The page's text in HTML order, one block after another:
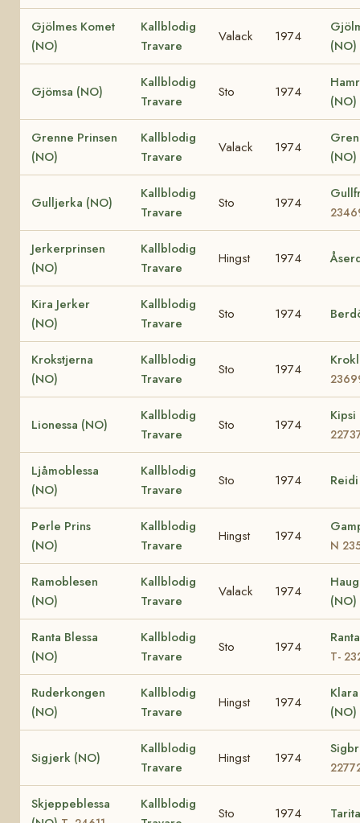
Gjölmes Komet
(NO)
Kallblodig
Travare
Valack 1974
(NO)
Gjömsa (NO)
Kallblodig
Travare
Sto 1974
(NO)
Grenne Prinsen
(NO)
Kallblodig
Travare
Valack 1974
(NO)
Gulljerka (NO)
Kallblodig
Travare
Sto 1974
Jerkerprinsen
(NO)
Kallblodig
Travare
Hingst 1974
Kira Jerker
(NO)
Kallblodig
Travare
Sto 1974
Krokstjerna
(NO)
Kallblodig
Travare
Sto 1974
Lionessa (NO)
Kallblodig
Travare
Sto 1974
Ljåmoblessa
(NO)
Kallblodig
Travare
Sto 1974
Perle Prins
(NO)
Kallblodig
Travare
Hingst 1974
N
Ramoblesen
(NO)
Kallblodig
Travare
Valack 1974
(NO)
Ranta Blessa
(NO)
Kallblodig
Travare
Sto 1974
T-
Ruderkongen
(NO)
Kallblodig
Travare
Hingst 1974
(NO)
Sigjerk (NO)
Kallblodig
Travare
Hingst 1974
Skjeppeblessa
Kallblodig
Sto 1974